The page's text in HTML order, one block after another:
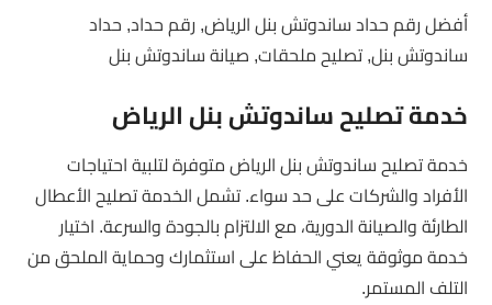
أفضل رقم حداد ساندوتش بنل الرياض, رقم حداد, حداد
ساندوتش بنل, تصليح ملحقات, صيانة ساندوتش بنل
خدمة تصليح ساندوتش بنل الرياض
خدمة تصليح ساندوتش بنل الرياض متوفرة لتلبية احتياجات
الأفراد والشركات على حد سواء. تشمل الخدمة تصليح الأعطال
الطارئة والصيانة الدورية، مع الالتزام بالجودة والسرعة. اختيار
خدمة موثوقة يعني الحفاظ على استثمارك وحماية الملحق من
التلف المستمر.